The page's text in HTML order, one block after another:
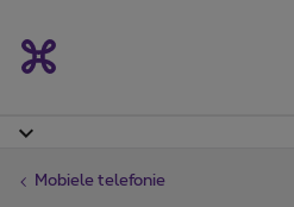
Mobiele telefonie